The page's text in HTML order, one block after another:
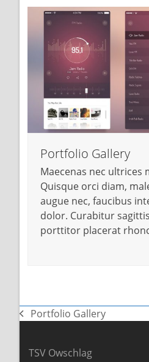
Portfolio Gallery
Maecenas nec ultrices
Quisque orci diam,
augue nec, faucibus
dolor. Curabitur
porttitor placerat
vorheriger
Portfolio Gallery
TSV Owschlag